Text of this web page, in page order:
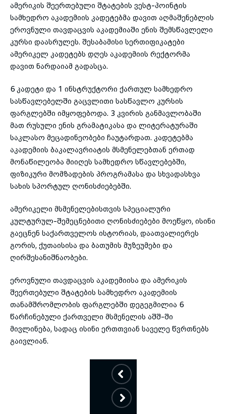
toggle submenu
ამერიკის შეერთებული შტატების ვესტ-პოინტის
სამხედრო აკადემიის კადეტებმა დავით აღმაშენებლის
ეროვნული თავდაცვის აკადემიაში ენის შემსწავლელი
კურსი დაასრულეს. შესაბამისი სერთიფიკატები
ამერიკელ კადეტებს დღეს აკადემიის რექტორმა
დავით ნარდაიამ გადასცა.
6 კადეტი და 1 ინსტრუქტორი ქართულ სამხედრო
სასწავლებელში გაცვლითი სასწავლო კურსის
ფარგლებში იმყოფებოდა. 3 კვირის განმავლობაში
მათ რუსული ენის გრამატიკასა და ლიტერატურაში
საკლასო მეცადინეობები ჩაუტარდათ. კადეტებმა
აკადემიის ბაკალავრიატის მსმენელებთან ერთად
მონაწილეობა მიიღეს სამხედრო სწავლებებში,
ფიზიკური მომზადების პროგრამასა და სხვადასხვა
სახის სპორტულ ღონისძიებებში.
ამერიკელი მსმენელებისთვის სპეციალური
კულტურულ-შემეცნებითი ღონისძიებები მოეწყო, ისინი
გაეცნენ საქართველოს ისტორიას, დაათვალიერეს
გორის, ქუთაისისა და ბათუმის მუზეუმები და
ღირშესანიშნაობები.
ეროვნული თავდაცვის აკადემიისა და ამერიკის
შეერთებული შტატების სამხედრო აკადემიის
თანამშრომლობის ფარგლებში დეგეგმილია 6
წარჩინებული ქართველი მსმენელის აშშ-ში
მივლინება, სადაც ისინი ერთთვიან საველე წვრთნებს
გაივლიან.